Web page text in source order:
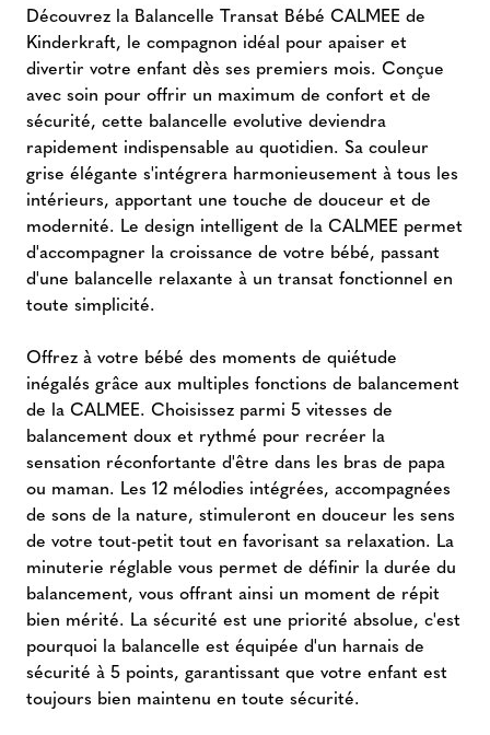
Découvrez la Balancelle Transat Bébé CALMEE de
Kinderkraft, le compagnon idéal pour apaiser et
divertir votre enfant dès ses premiers mois. Conçue
avec soin pour offrir un maximum de confort et de
sécurité, cette balancelle evolutive deviendra
rapidement indispensable au quotidien. Sa couleur
grise élégante s'intégrera harmonieusement à tous les
intérieurs, apportant une touche de douceur et de
modernité. Le design intelligent de la CALMEE permet
d'accompagner la croissance de votre bébé, passant
d'une balancelle relaxante à un transat fonctionnel en
toute simplicité.
Offrez à votre bébé des moments de quiétude
inégalés grâce aux multiples fonctions de balancement
de la CALMEE. Choisissez parmi 5 vitesses de
balancement doux et rythmé pour recréer la
sensation réconfortante d'être dans les bras de papa
ou maman. Les 12 mélodies intégrées, accompagnées
de sons de la nature, stimuleront en douceur les sens
de votre tout-petit tout en favorisant sa relaxation. La
minuterie réglable vous permet de définir la durée du
balancement, vous offrant ainsi un moment de répit
bien mérité. La sécurité est une priorité absolue, c'est
pourquoi la balancelle est équipée d'un harnais de
sécurité à 5 points, garantissant que votre enfant est
toujours bien maintenu en toute sécurité.